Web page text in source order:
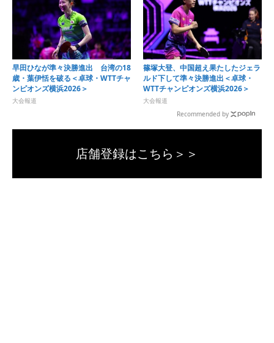
早田ひなが準々決勝進出 台湾の18
歳・葉伊恬を破る＜卓球・WTTチャ
ンピオンズ横浜2026＞
大会報道
篠塚大登、中国超え果たしたジェラ
ルド下して準々決勝進出＜卓球・
WTTチャンピオンズ横浜2026＞
大会報道
Recommended by
店舗登録はこちら＞＞